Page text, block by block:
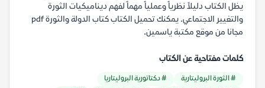
يظل الكتاب دليلاً نظرياً وعملياً مهماً لفهم ديناميكيات الثورة
والتغيير الاجتماعي. يمكنك تحميل الكتاب كتاب الدولة والثورة pdf
مجانا من موقع مكتبة ياسمين.
كلمات مفتاحية عن الكتاب
# الثورة البروليتارية
# دكتاتورية البروليتاريا